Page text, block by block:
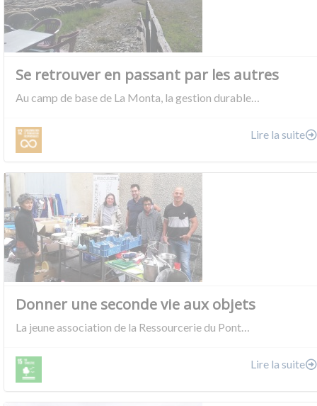
Se retrouver en passant par les autres
Au camp de base de La Monta, la gestion durable…
Lire la suite
Donner une seconde vie aux objets
La jeune association de la Ressourcerie du Pont…
Lire la suite